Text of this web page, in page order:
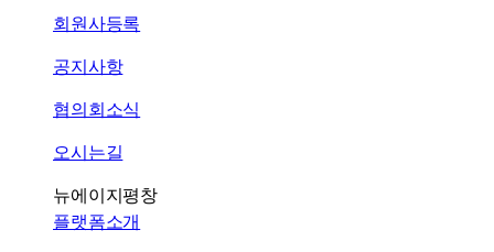
회원사등록
공지사항
협의회소식
오시는길
뉴에이지평창
플랫폼소개